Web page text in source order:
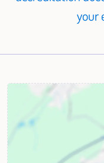
your